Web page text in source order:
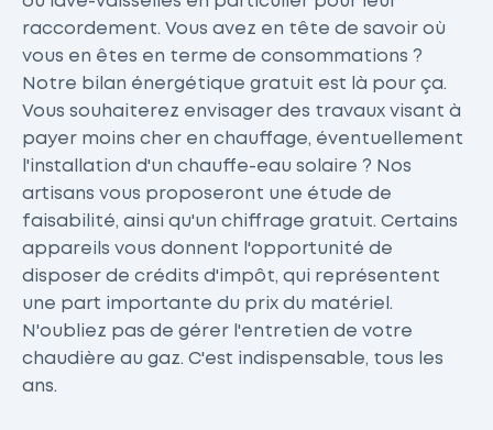
raccordement. Vous avez en tête de savoir où
vous en êtes en terme de consommations ?
Notre bilan énergétique gratuit est là pour ça.
Vous souhaiterez envisager des travaux visant à
payer moins cher en chauffage, éventuellement
l'installation d'un chauffe-eau solaire ? Nos
artisans vous proposeront une étude de
faisabilité, ainsi qu'un chiffrage gratuit. Certains
appareils vous donnent l'opportunité de
disposer de crédits d'impôt, qui représentent
une part importante du prix du matériel.
N'oubliez pas de gérer l'entretien de votre
chaudière au gaz. C'est indispensable, tous les
ans.